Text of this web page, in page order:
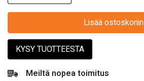
Lisää ostoskoriin
KYSY TUOTTEESTA
Meiltä nopea toimitus